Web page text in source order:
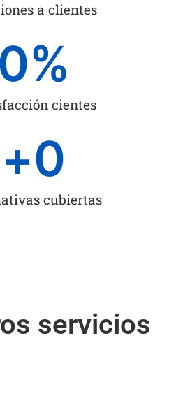
a clientes
cientes
0%
cubiertas
+0
servicios